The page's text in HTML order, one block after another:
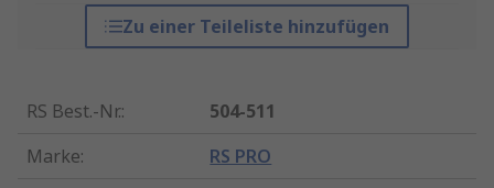
Zu einer Teileliste hinzufügen
RS Best.-Nr.:
504-511
Marke: RS PRO